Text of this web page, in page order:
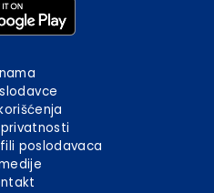
poslodavaca